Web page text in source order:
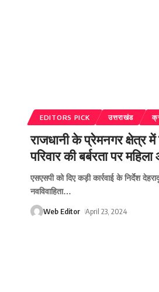
EDITORS PICK उत्तराखंड
राजधानी के प्रेमनगर क्षेत्र में
परिवार की बर्बरता पर
एसएसपी को दिए कड़ी कार्रवाई के निर्देश
नवविवाहिता…
Web Editor April 23, 2024